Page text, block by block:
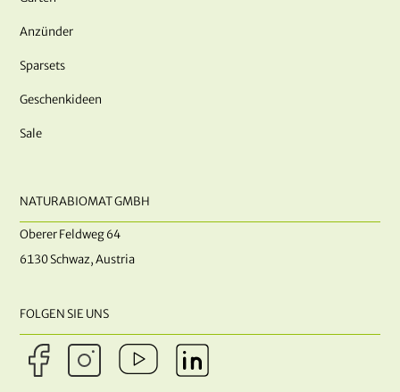
Anzünder
Sparsets
Geschenkideen
Sale
NATURABIOMAT GMBH
Oberer Feldweg 64
6130 Schwaz, Austria
FOLGEN SIE UNS